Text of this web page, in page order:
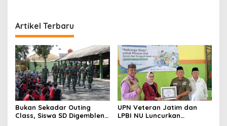
Artikel Terbaru
Bukan Sekadar Outing
Class, Siswa SD Digembleng
UPN Veteran Jatim dan
LPBI NU Luncurkan